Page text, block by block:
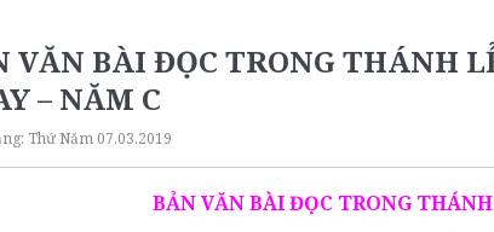
VĂN BÀI ĐỌC TRONG THÁNH
– NĂM C
Thứ Năm 07.03.2019
BẢN VĂN BÀI ĐỌC TRONG